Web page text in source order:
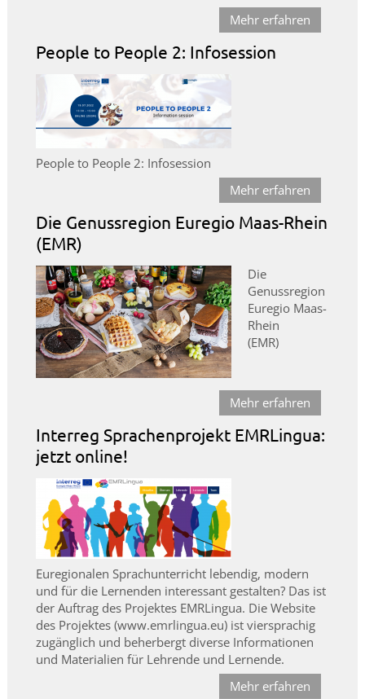
Mehr erfahren
People to People 2: Infosession
People to People 2: Infosession
Mehr erfahren
Die Genussregion Euregio Maas-Rhein
(EMR)
Die
Genussregion
Euregio Maas-
Rhein
(EMR)
Mehr erfahren
Interreg Sprachenprojekt EMRLingua:
jetzt online!
Euregionalen Sprachunterricht lebendig, modern
und für die Lernenden interessant gestalten? Das ist
der Auftrag des Projektes EMRLingua. Die Website
des Projektes (www.emrlingua.eu) ist viersprachig
zugänglich und beherbergt diverse Informationen
und Materialien für Lehrende und Lernende.
Mehr erfahren